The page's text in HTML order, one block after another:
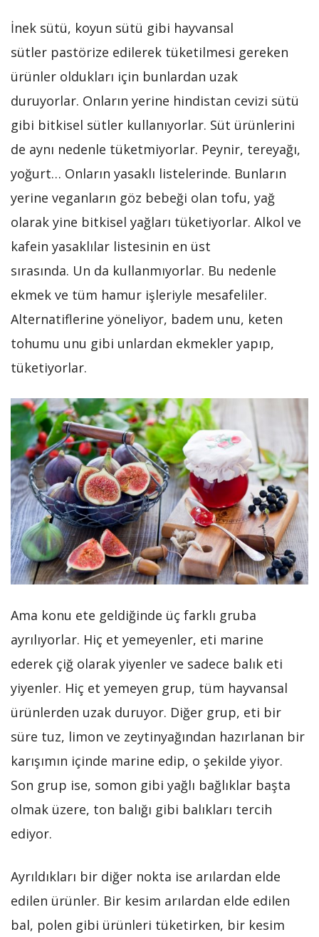
İnek sütü, koyun sütü gibi hayvansal
sütler pastörize edilerek tüketilmesi gereken
ürünler oldukları için bunlardan uzak
duruyorlar. Onların yerine hindistan cevizi sütü
gibi bitkisel sütler kullanıyorlar. Süt ürünlerini
de aynı nedenle tüketmiyorlar. Peynir, tereyağı,
yoğurt… Onların yasaklı listelerinde. Bunların
yerine veganların göz bebeği olan tofu, yağ
olarak yine bitkisel yağları tüketiyorlar. Alkol ve
kafein yasaklılar listesinin en üst
sırasında. Un da kullanmıyorlar. Bu nedenle
ekmek ve tüm hamur işleriyle mesafeliler.
Alternatiflerine yöneliyor, badem unu, keten
tohumu unu gibi unlardan ekmekler yapıp,
tüketiyorlar.
Ama konu ete geldiğinde üç farklı gruba
ayrılıyorlar. Hiç et yemeyenler, eti marine
ederek çiğ olarak yiyenler ve sadece balık eti
yiyenler. Hiç et yemeyen grup, tüm hayvansal
ürünlerden uzak duruyor. Diğer grup, eti bir
süre tuz, limon ve zeytinyağından hazırlanan bir
karışımın içinde marine edip, o şekilde yiyor.
Son grup ise, somon gibi yağlı bağlıklar başta
olmak üzere, ton balığı gibi balıkları tercih
ediyor.
Ayrıldıkları bir diğer nokta ise arılardan elde
edilen ürünler. Bir kesim arılardan elde edilen
bal, polen gibi ürünleri tüketirken, bir kesim